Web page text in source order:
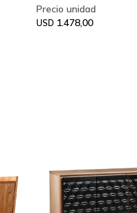
USD 1.478,00